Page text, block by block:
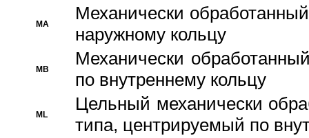
MA
Механически
наружному кольцу
MB
Механически
по внутреннему кольцу
ML
Цельный механически
типа, центрируемый по